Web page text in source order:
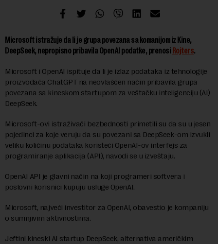
Microsoft istražuje da li je grupa povezana sa komanijom iz Kine,
DeepSeek, nepropisno pribavila OpenAI podatke, prenosi Rojters.
Microsoft i OpenAI ispituje da li je izlaz podataka iz tehnologije
proizvođača ChatGPT na neovlašćen način pribavila grupa
povezana sa kineskom startupom za veštačku inteligenciju (AI)
DeepSeek.
Microsoft-ovi istraživači bezbednosti primetili su da su u jesen
pojedinci za koje veruju da su povezani sa DeepSeek-om izvukli
veliku količinu podataka koristeći OpenAI-ov interfejs za
programiranje aplikacija (API), navodi se u izveštaju.
OpenAI API je glavni način na koji programeri softvera i
poslovni korisnici kupuju usluge OpenAI.
Microsoft, najveći investitor za OpenAI, obavestio je kompaniju
o sumnjivim aktivnostima.
Jeftini kineski AI startup DeepSeek, alternativa američkim